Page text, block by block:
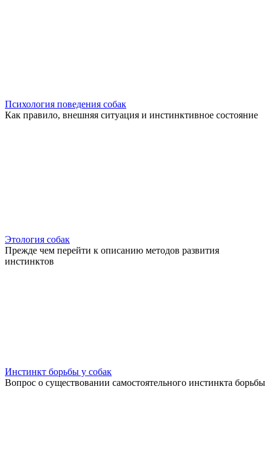
Психология поведения собак
Как правило, внешняя ситуация и инстинктивное состояние
Этология собак
Прежде чем перейти к описанию методов развития
инстинктов
Инстинкт борьбы у собак
Вопрос о существовании самостоятельного инстинкта борьбы